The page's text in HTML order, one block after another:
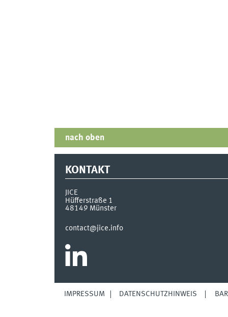
nach oben
KONTAKT
JICE
Hüfferstraße 1
48149 Münster
contact@jice.info
IMPRESSUM DATENSCHUTZHINWEIS